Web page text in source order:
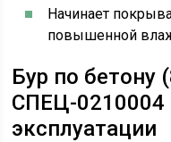
Начинает
повышенной
Бур по бетону
СПЕЦ-0210004
эксплуатации